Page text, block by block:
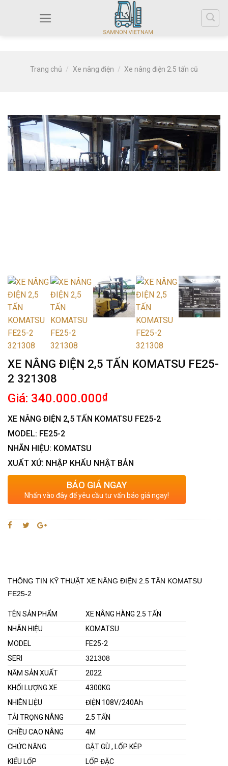
Trang chủ / Xe nâng điện / Xe nâng điện 2.5 tấn cũ
XE NÂNG ĐIỆN 2,5 TẤN KOMATSU FE25-
2 321308
Giá: 340.000.000₫
XE NÂNG ĐIỆN 2,5 TẤN KOMATSU FE25-2
MODEL: FE25-2
NHÃN HIỆU: KOMATSU
XUẤT XỨ: NHẬP KHẨU NHẬT BẢN
BÁO GIÁ NGAY
Nhấn vào đây để yêu cầu tư vấn báo giá ngay!
THÔNG TIN KỸ THUẬT XE NÂNG ĐIỆN 2.5 TẤN KOMATSU
FE25-2
TÊN SẢN PHẨM
XE NÂNG HÀNG 2.5 TẤN
NHÃN HIỆU
KOMATSU
MODEL
FE25-2
SERI
321308
NĂM SẢN XUẤT
2022
KHỐI LƯỢNG XE
4300KG
NHIÊN LIỆU
ĐIỆN 108V/240Ah
TẢI TRỌNG NÂNG
2.5 TẤN
CHIỀU CAO NÂNG
4M
CHỨC NĂNG
GẬT GÙ , LỐP KÉP
KIỂU LỐP
LỐP ĐẶC